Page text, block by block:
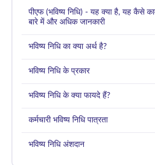
पीएफ (भविष्य निधि) - यह क्या है, यह कैसे
बारे में और अधिक जानकारी
भविष्य निधि का क्या अर्थ है?
भविष्य निधि के प्रकार
भविष्य निधि के क्या फायदे हैं?
कर्मचारी भविष्य निधि पात्रता
भविष्य निधि अंशदान